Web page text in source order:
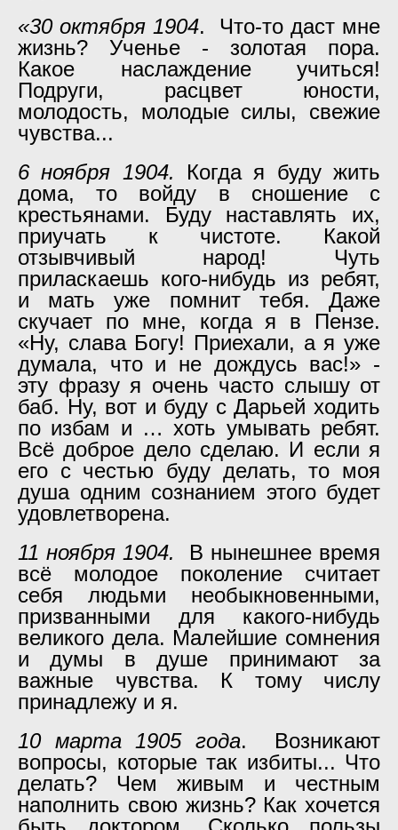
«30 октября 1904. Что-то даст мне
жизнь? Ученье - золотая пора.
Какое наслаждение учиться!
Подруги, расцвет юности,
молодость, молодые силы, свежие
чувства...
6 ноября 1904. Когда я буду жить
дома, то войду в сношение с
крестьянами. Буду наставлять их,
приучать к чистоте. Какой
отзывчивый народ! Чуть
приласкаешь кого-нибудь из ребят,
и мать уже помнит тебя. Даже
скучает по мне, когда я в Пензе.
«Ну, слава Богу! Приехали, а я уже
думала, что и не дождусь вас!» -
эту фразу я очень часто слышу от
баб. Ну, вот и буду с Дарьей ходить
по избам и … хоть умывать ребят.
Всё доброе дело сделаю. И если я
его с честью буду делать, то моя
душа одним сознанием этого будет
удовлетворена.
11 ноября 1904.
В нынешнее время
всё молодое поколение считает
себя людьми необыкновенными,
призванными для какого-нибудь
великого дела. Малейшие сомнения
и думы в душе принимают за
важные чувства. К тому числу
принадлежу и я.
10 марта 1905 года. Возникают
вопросы, которые так избиты... Что
делать? Чем живым и честным
наполнить свою жизнь? Как хочется